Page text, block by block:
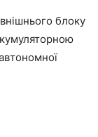
блоку